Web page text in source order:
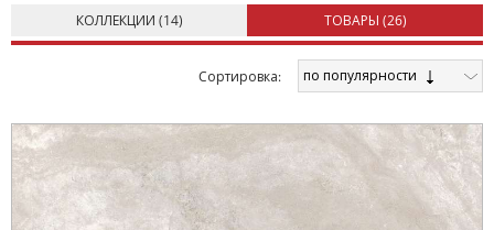
КОЛЛЕКЦИИ (14) ТОВАРЫ (26)
Cортировка: по популярности